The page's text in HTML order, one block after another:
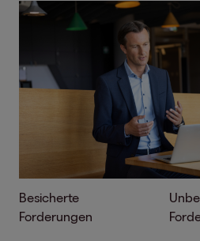
Besicherte
Forderungen